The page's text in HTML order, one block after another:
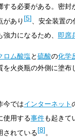
る必要がある。密
があり [5] 、安全装置
強力になるため、 即席
ロム酸塩と硫酸の化学
火炎瓶の外側に塗
今ではインターネット
使用する事件も起きて
されている[8]。